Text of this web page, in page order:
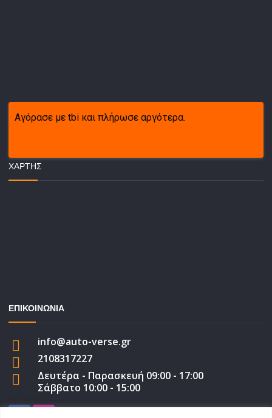
Αγόρασε με tbi και πλήρωσε αργότερα.
ΧΆΡΤΗΣ
ΕΠΙΚΟΙΝΩΝΙΑ
info@auto-verse.gr
2108317227
Δευτέρα - Παρασκευή 09:00 - 17:00
Σάββατο 10:00 - 15:00